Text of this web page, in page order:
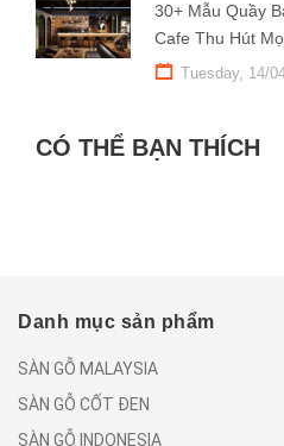
30+ Mẫu Quầy
Cafe Thu Hút
Tuesday, 14/
CÓ THỂ BẠN THÍCH
Danh mục sản phẩm
SÀN GỖ MALAYSIA
SÀN GỖ CỐT ĐEN
SÀN GỖ INDONESIA